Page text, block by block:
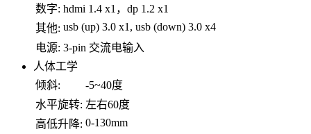
数字: hdmi 1.4 x1，dp 1.2 x1
其他: usb (up) 3.0 x1, usb (down) 3.0 x4
电源: 3-pin 交流电输入
人体工学
倾斜:
-5~40度
水平旋转: 左右60度
高低升降: 0-130mm